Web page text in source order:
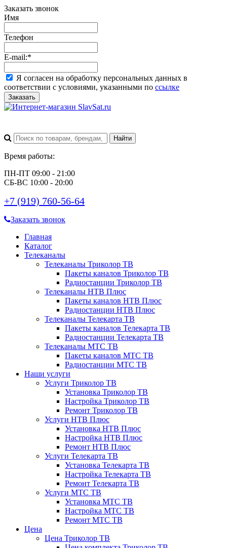
Заказать звонок
Имя
Телефон
E-mail:*
Я согласен на обработку персональных данных в
соответствии с условиями, указанными по ссылке
Заказать
Время работы:
ПН-ПТ 09:00 - 21:00
СБ-ВС 10:00 - 20:00
+7 (919) 760-56-64
Заказать звонок
Главная
Каталог
Телеканалы
Телеканалы Триколор ТВ
Пакеты каналов Триколор ТВ
Радиостанции Триколор ТВ
Телеканалы НТВ Плюс
Пакеты каналов НТВ Плюс
Радиостанции НТВ Плюс
Телеканалы Телекарта ТВ
Пакеты каналов Телекарта ТВ
Радиостанции Телекарта ТВ
Телеканалы МТС ТВ
Пакеты каналов МТС ТВ
Радиостанции МТС ТВ
Наши услуги
Услуги Триколор ТВ
Установка Триколор ТВ
Настройка Триколор ТВ
Ремонт Триколор ТВ
Услуги НТВ Плюс
Установка НТВ Плюс
Настройка НТВ Плюс
Ремонт НТВ Плюс
Услуги Телекарта ТВ
Установка Телекарта ТВ
Настройка Телекарта ТВ
Ремонт Телекарта ТВ
Услуги МТС ТВ
Установка МТС ТВ
Настройка МТС ТВ
Ремонт МТС ТВ
Цена
Цена Триколор ТВ